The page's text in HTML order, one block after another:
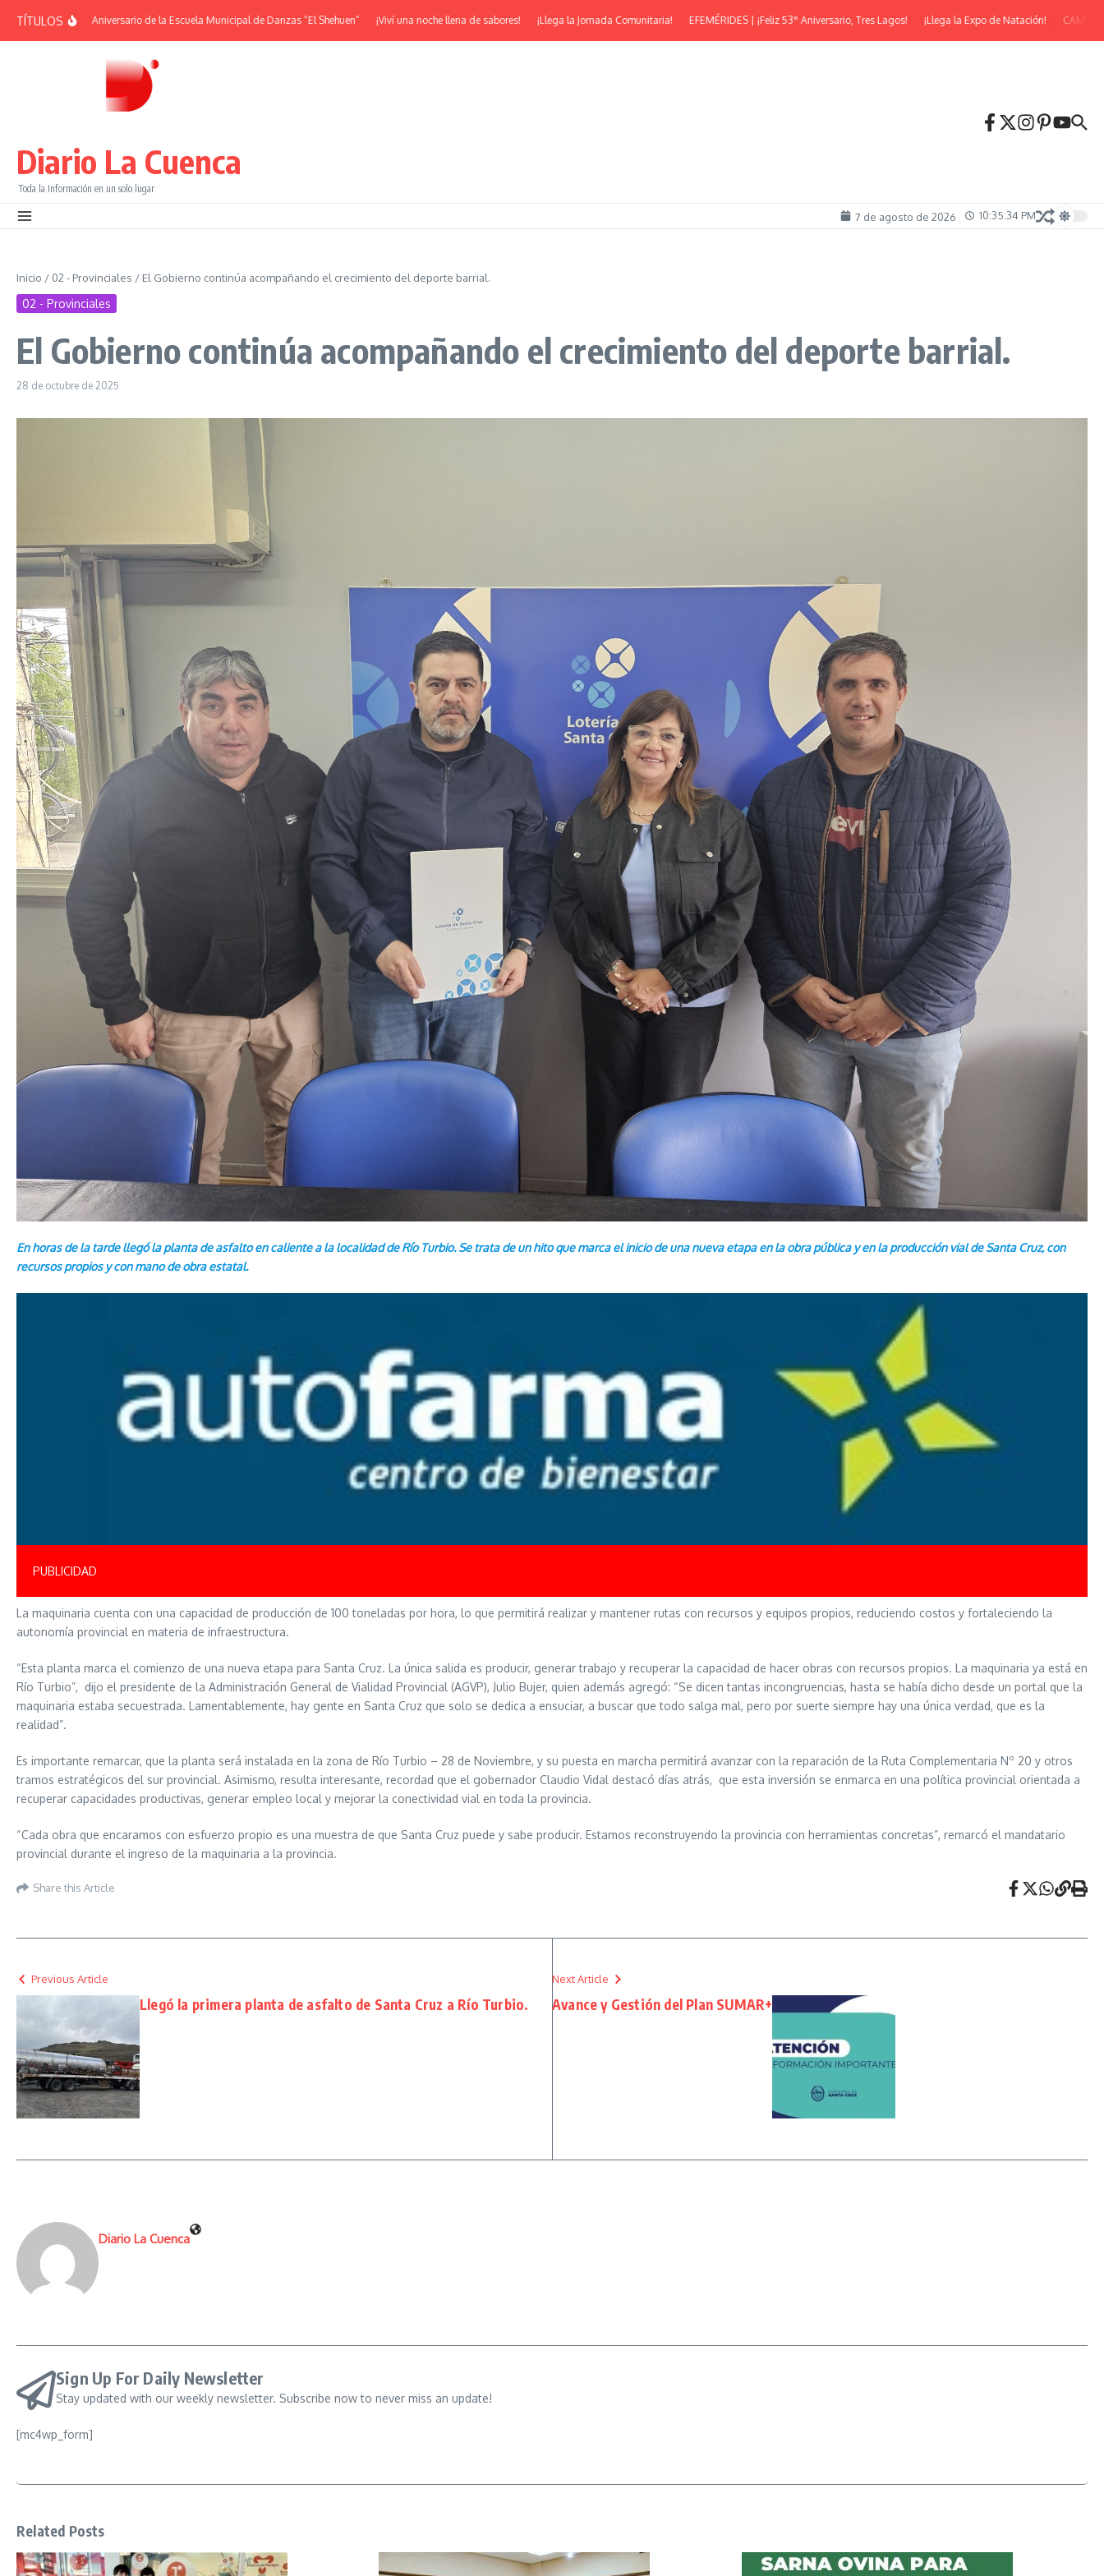
TÍTULOS| 38° Aniversario de la Escuela Municipal de Danzas “El Shehuen” ¡Viví una noche llena de sabores! ¡Llega la Jornada Comunitaria! EFEMÉRIDES | ¡Feliz 53° Aniversario, Tres Lagos! ¡Llega la Expo de Natación! CAMINATA
Diario La Cuenca
Toda la Información en un solo lugar
7 de agosto de 2026 10:35:36 PM
Inicio / 02 - Provinciales / El Gobierno continúa acompañando el crecimiento del deporte barrial.
02 - Provinciales
El Gobierno continúa acompañando el crecimiento del deporte barrial.
28 de octubre de 2025
En horas de la tarde llegó la planta de asfalto en caliente a la localidad de Río Turbio. Se trata de un hito que marca el inicio de una nueva etapa en la obra pública y en la producción vial de Santa Cruz, con
recursos propios y con mano de obra estatal.
PUBLICIDAD
La maquinaria cuenta con una capacidad de producción de 100 toneladas por hora, lo que permitirá realizar y mantener rutas con recursos y equipos propios, reduciendo costos y fortaleciendo la
autonomía provincial en materia de infraestructura.
“Esta planta marca el comienzo de una nueva etapa para Santa Cruz. La única salida es producir, generar trabajo y recuperar la capacidad de hacer obras con recursos propios. La maquinaria ya está en
Río Turbio”, dijo el presidente de la Administración General de Vialidad Provincial (AGVP), Julio Bujer, quien además agregó: “Se dicen tantas incongruencias, hasta se había dicho desde un portal que la
maquinaria estaba secuestrada. Lamentablemente, hay gente en Santa Cruz que solo se dedica a ensuciar, a buscar que todo salga mal, pero por suerte siempre hay una única verdad, que es la
realidad”.
Es importante remarcar, que la planta será instalada en la zona de Río Turbio – 28 de Noviembre, y su puesta en marcha permitirá avanzar con la reparación de la Ruta Complementaria Nº 20 y otros
tramos estratégicos del sur provincial. Asimismo, resulta interesante, recordad que el gobernador Claudio Vidal destacó días atrás, que esta inversión se enmarca en una política provincial orientada a
recuperar capacidades productivas, generar empleo local y mejorar la conectividad vial en toda la provincia.
“Cada obra que encaramos con esfuerzo propio es una muestra de que Santa Cruz puede y sabe producir. Estamos reconstruyendo la provincia con herramientas concretas”, remarcó el mandatario
provincial durante el ingreso de la maquinaria a la provincia.
Share this Article
Previous Article
Llegó la primera planta de asfalto de Santa Cruz a Río Turbio.
Next Article
Avance y Gestión del Plan SUMAR+
Diario La Cuenca
Sign Up For Daily Newsletter
Stay updated with our weekly newsletter. Subscribe now to never miss an update!
[mc4wp_form]
Related Posts